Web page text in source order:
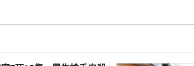
船隻及發射水砲等危險行為，造成菲律賓海軍人員受